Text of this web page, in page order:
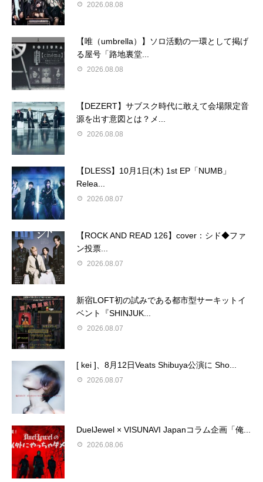
2026.08.08
【唯（umbrella）】ソロ活動の一環として掲げ
る屋号「路地裏堂...
2026.08.08
【DEZERT】サブスク時代に敢えて会場限定音
源を出す意図とは？メ...
2026.08.08
【DLESS】10月1日(木) 1st EP「NUMB」
Relea...
2026.08.07
【ROCK AND READ 126】cover：シド◆ファ
ン投票...
2026.08.07
新宿LOFT初の試みである都市型サーキットイ
ベント『SHINJUK...
2026.08.07
[ kei ]、8月12日Veats Shibuya公演に Sho...
2026.08.07
DuelJewel × VISUNAVI Japanコラム企画「俺...
2026.08.06